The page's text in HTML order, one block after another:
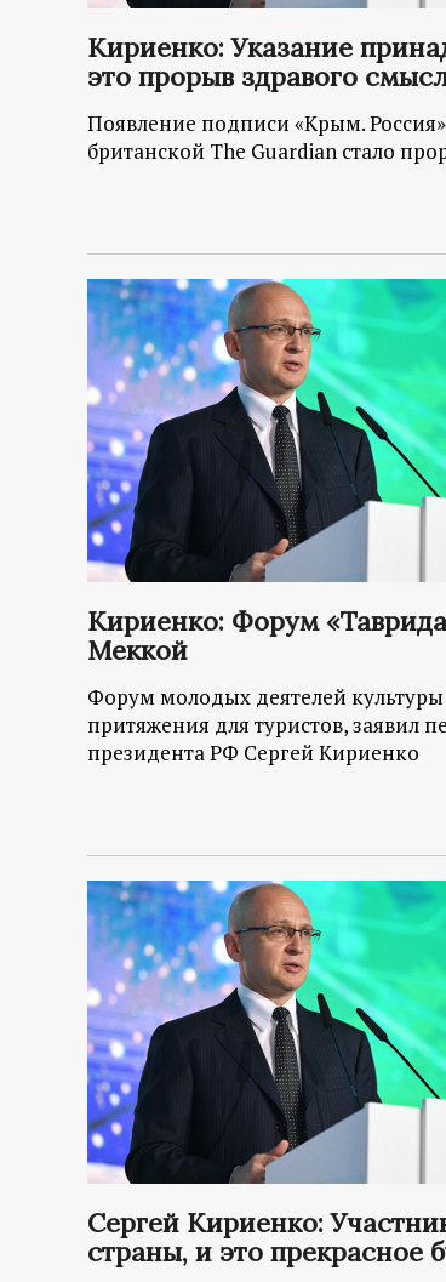
т
а
л
Кириенко: Указание
это прорыв здравого
Появление подписи «Крым.
британской The Guardian стало
Кириенко: Форум
Меккой
Форум молодых деятелей культуры
притяжения для туристов, заявил
президента РФ Сергей Кириенко
Сергей Кириенко:
страны, и это прекрасное